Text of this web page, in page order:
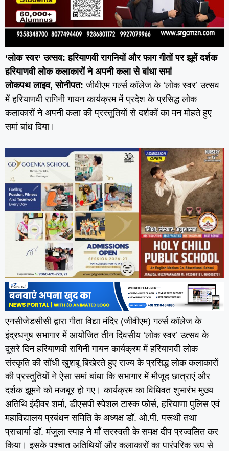
‘लोक स्वर’ उत्सव: हरियाणवी रागनियों और फाग गीतों पर झूमें दर्शक
हरियाणवी लोक कलाकारों ने अपनी कला से बांधा समां
लोकपथ लाइव, सोनीपत: जीवीएम गर्ल्स कॉलेज के ‘लोक स्वर’ उत्सव
में हरियाणवी रागिनी गायन कार्यक्रम में प्रदेश के प्रसिद्ध लोक
कलाकारों ने अपनी कला की प्रस्तुतियों से दर्शकों का मन मोहते हुए
समां बांध दिया।
एनसीजेडसीसी द्वारा गीता विद्या मंदिर (जीवीएम) गर्ल्स कॉलेज के
इंद्रधनुष सभागार में आयोजित तीन दिवसीय ‘लोक स्वर’ उत्सव के
दूसरे दिन हरियाणवी रागिनी गायन कार्यक्रम में हरियाणवी लोक
संस्कृति की सोंधी खुशबू बिखेरते हुए राज्य के प्रसिद्ध लोक कलाकारों
की प्रस्तुतियों ने ऐसा समां बांधा कि सभागार में मौजूद छात्राएं और
दर्शक झूमने को मजबूर हो गए। कार्यक्रम का विधिवत शुभारंभ मुख्य
अतिथि इंदीवर शर्मा, डीएसपी स्पेशल टास्क फोर्स, हरियाणा पुलिस एवं
महाविद्यालय प्रबंधन समिति के अध्यक्ष डॉ. ओ.पी. परूथी तथा
प्राचार्या डॉ. मंजुला स्पाह ने माँ सरस्वती के समक्ष दीप प्रज्वलित कर
किया। इसके पश्चात अतिथियों और कलाकारों का पारंपरिक रूप से